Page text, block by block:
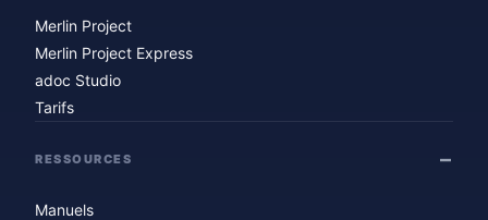
Merlin Project
Merlin Project Express
adoc Studio
Tarifs
RESSOURCES
Manuels